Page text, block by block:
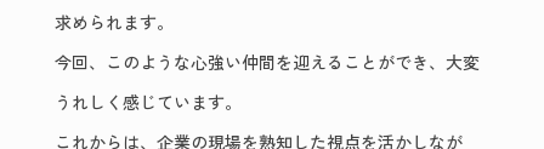
求められます。
今回、このような心強い仲間を迎えることができ、大変
うれしく感じています。
これからは、企業の現場を熟知した視点を活かしなが